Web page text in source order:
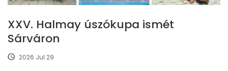
XXV. Halmay úszókupa ismét
Sárváron
2026 Jul 29